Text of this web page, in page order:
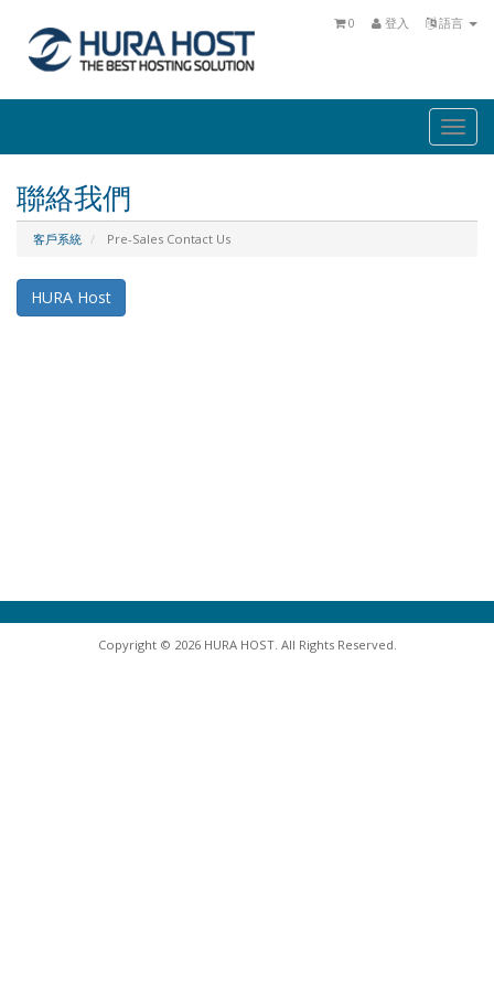
語言
登入
0
聯絡我們
客戶系統 Pre-Sales Contact Us
HURA Host
Copyright © 2026 HURA HOST. All Rights Reserved.